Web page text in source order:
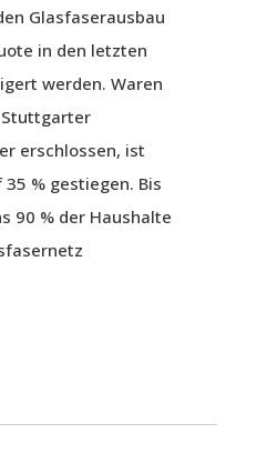
Glasfaserausbau
in den letzten
werden. Waren
Stuttgarter
erschlossen, ist
% gestiegen. Bis
90 % der Haushalte